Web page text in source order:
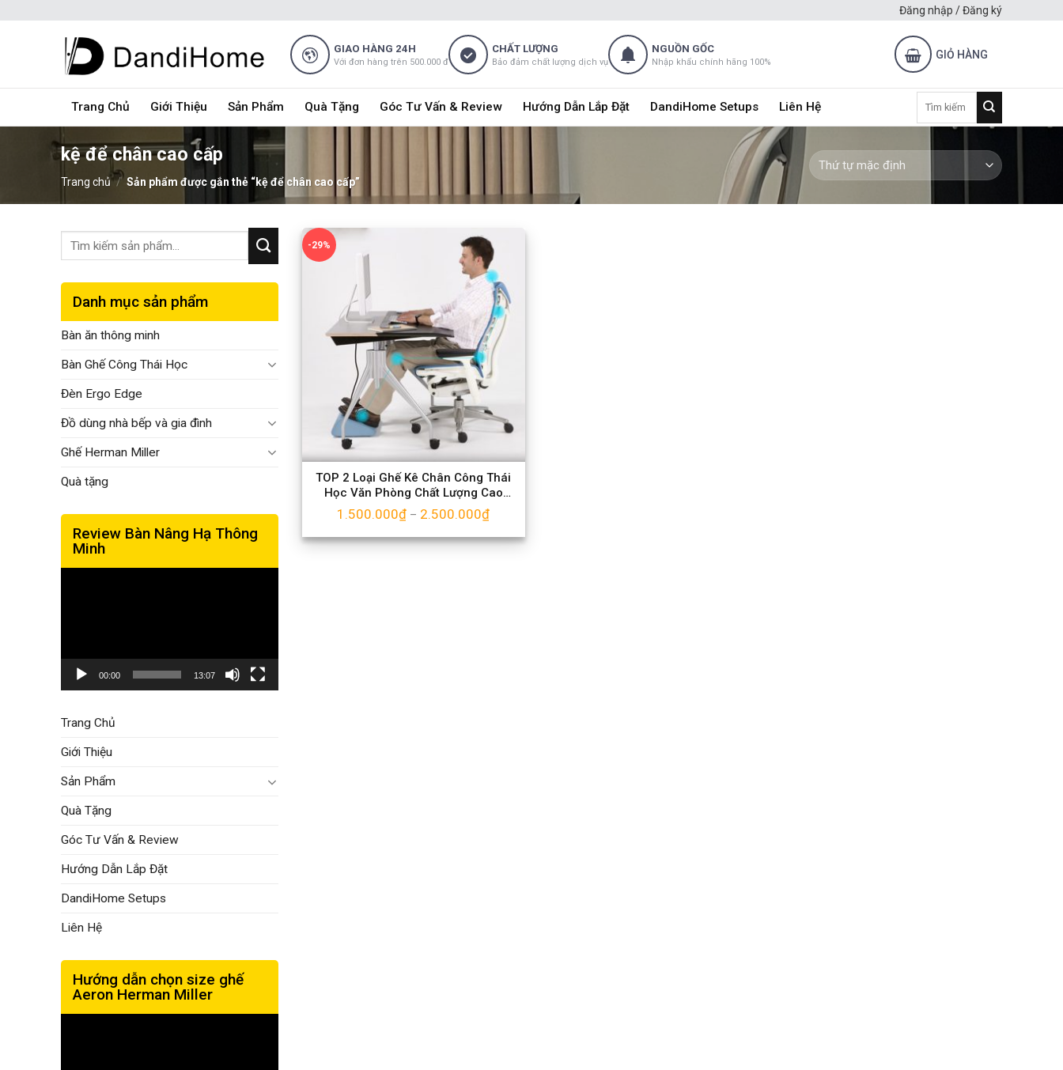
Đăng nhập / Đăng ký
GIAO HÀNG 24H
Với đơn hàng trên 500.000 đ
CHẤT LƯỢNG
Bảo đảm chất lượng dịch vụ
NGUỒN GỐC
Nhập khẩu chính hãng 100%
GIỎ HÀNG
Trang Chủ Giới Thiệu Sản Phẩm Quà Tặng Góc Tư Vấn & Review Hướng Dẫn Lắp Đặt DandiHome Setups Liên Hệ
kiếm:
kệ để chân cao cấp
Trang chủ / Sản phẩm được gắn thẻ “kệ để chân cao cấp”
Danh mục sản phẩm
Bàn ăn thông minh
Bàn Ghế Công Thái Học
Đèn Ergo Edge
Đồ dùng nhà bếp và gia đình
Ghế Herman Miller
Quà tặng
Review Bàn Nâng Hạ Thông
Minh
00:00 13:07
Trang Chủ
Giới Thiệu
Sản Phẩm
Quà Tặng
Góc Tư Vấn & Review
Hướng Dẫn Lắp Đặt
DandiHome Setups
Liên Hệ
Hướng dẫn chọn size ghế
Aeron Herman Miller
-29%
TOP 2 Loại Ghế Kê Chân Công Thái
Học Văn Phòng Chất Lượng Cao
2024
1.500.000₫ – 2.500.000₫